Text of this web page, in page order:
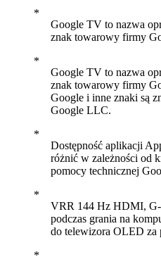
Google TV to nazwa
znak towarowy firmy
Google TV to nazwa
znak towarowy firmy
Google i inne znaki są
Google LLC.
Dostępność aplikacji
różnić w zależności od
pomocy technicznej
VRR 144 Hz HDMI, G-
podczas grania na
do telewizora OLED za